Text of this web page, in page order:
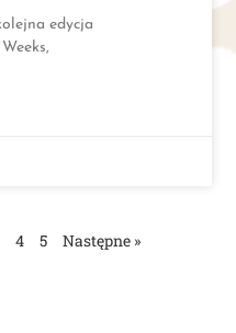
edycja
4 5 Następne »